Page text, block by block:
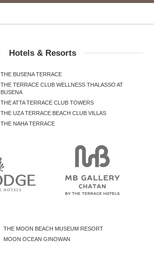
Hotels & Resorts
THE BUSENA TERRACE
THE TERRACE CLUB WELLNESS THALASSO AT
BUSENA
THE ATTA TERRACE CLUB TOWERS
THE UZA TERRACE BEACH CLUB VILLAS
THE NAHA TERRACE
THE MOON BEACH MUSEUM RESORT
MOON OCEAN GINOWAN